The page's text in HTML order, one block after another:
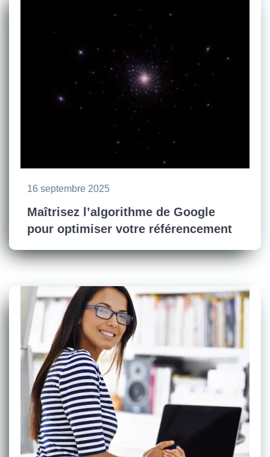
16 septembre 2025
Maîtrisez l’algorithme de Google
pour optimiser votre référencement